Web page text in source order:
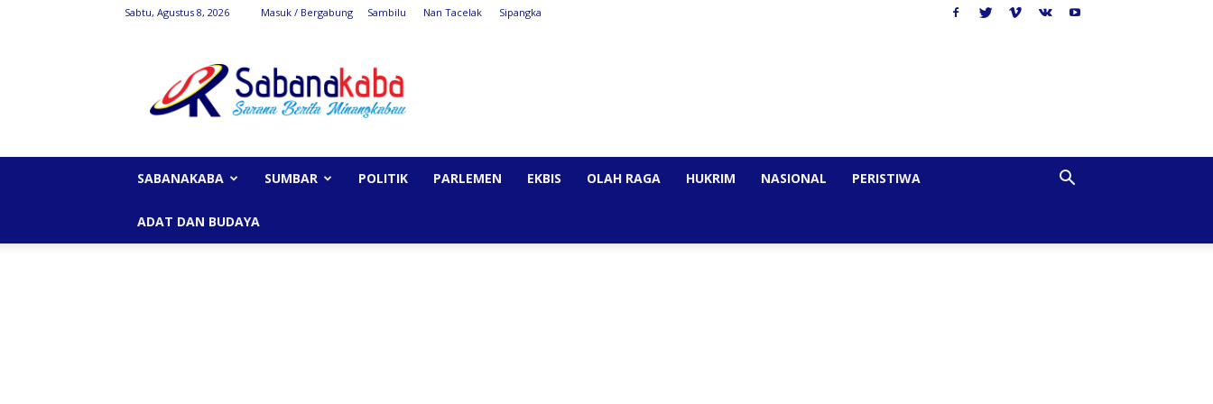
Sabtu, Agustus 8, 2026 Masuk / Bergabung Sambilu Nan Tacelak Sipangka
SABANAKABA SUMBAR POLITIK PARLEMEN EKBIS OLAH RAGA HUKRIM NASIONAL PERISTIWA
ADAT DAN BUDAYA